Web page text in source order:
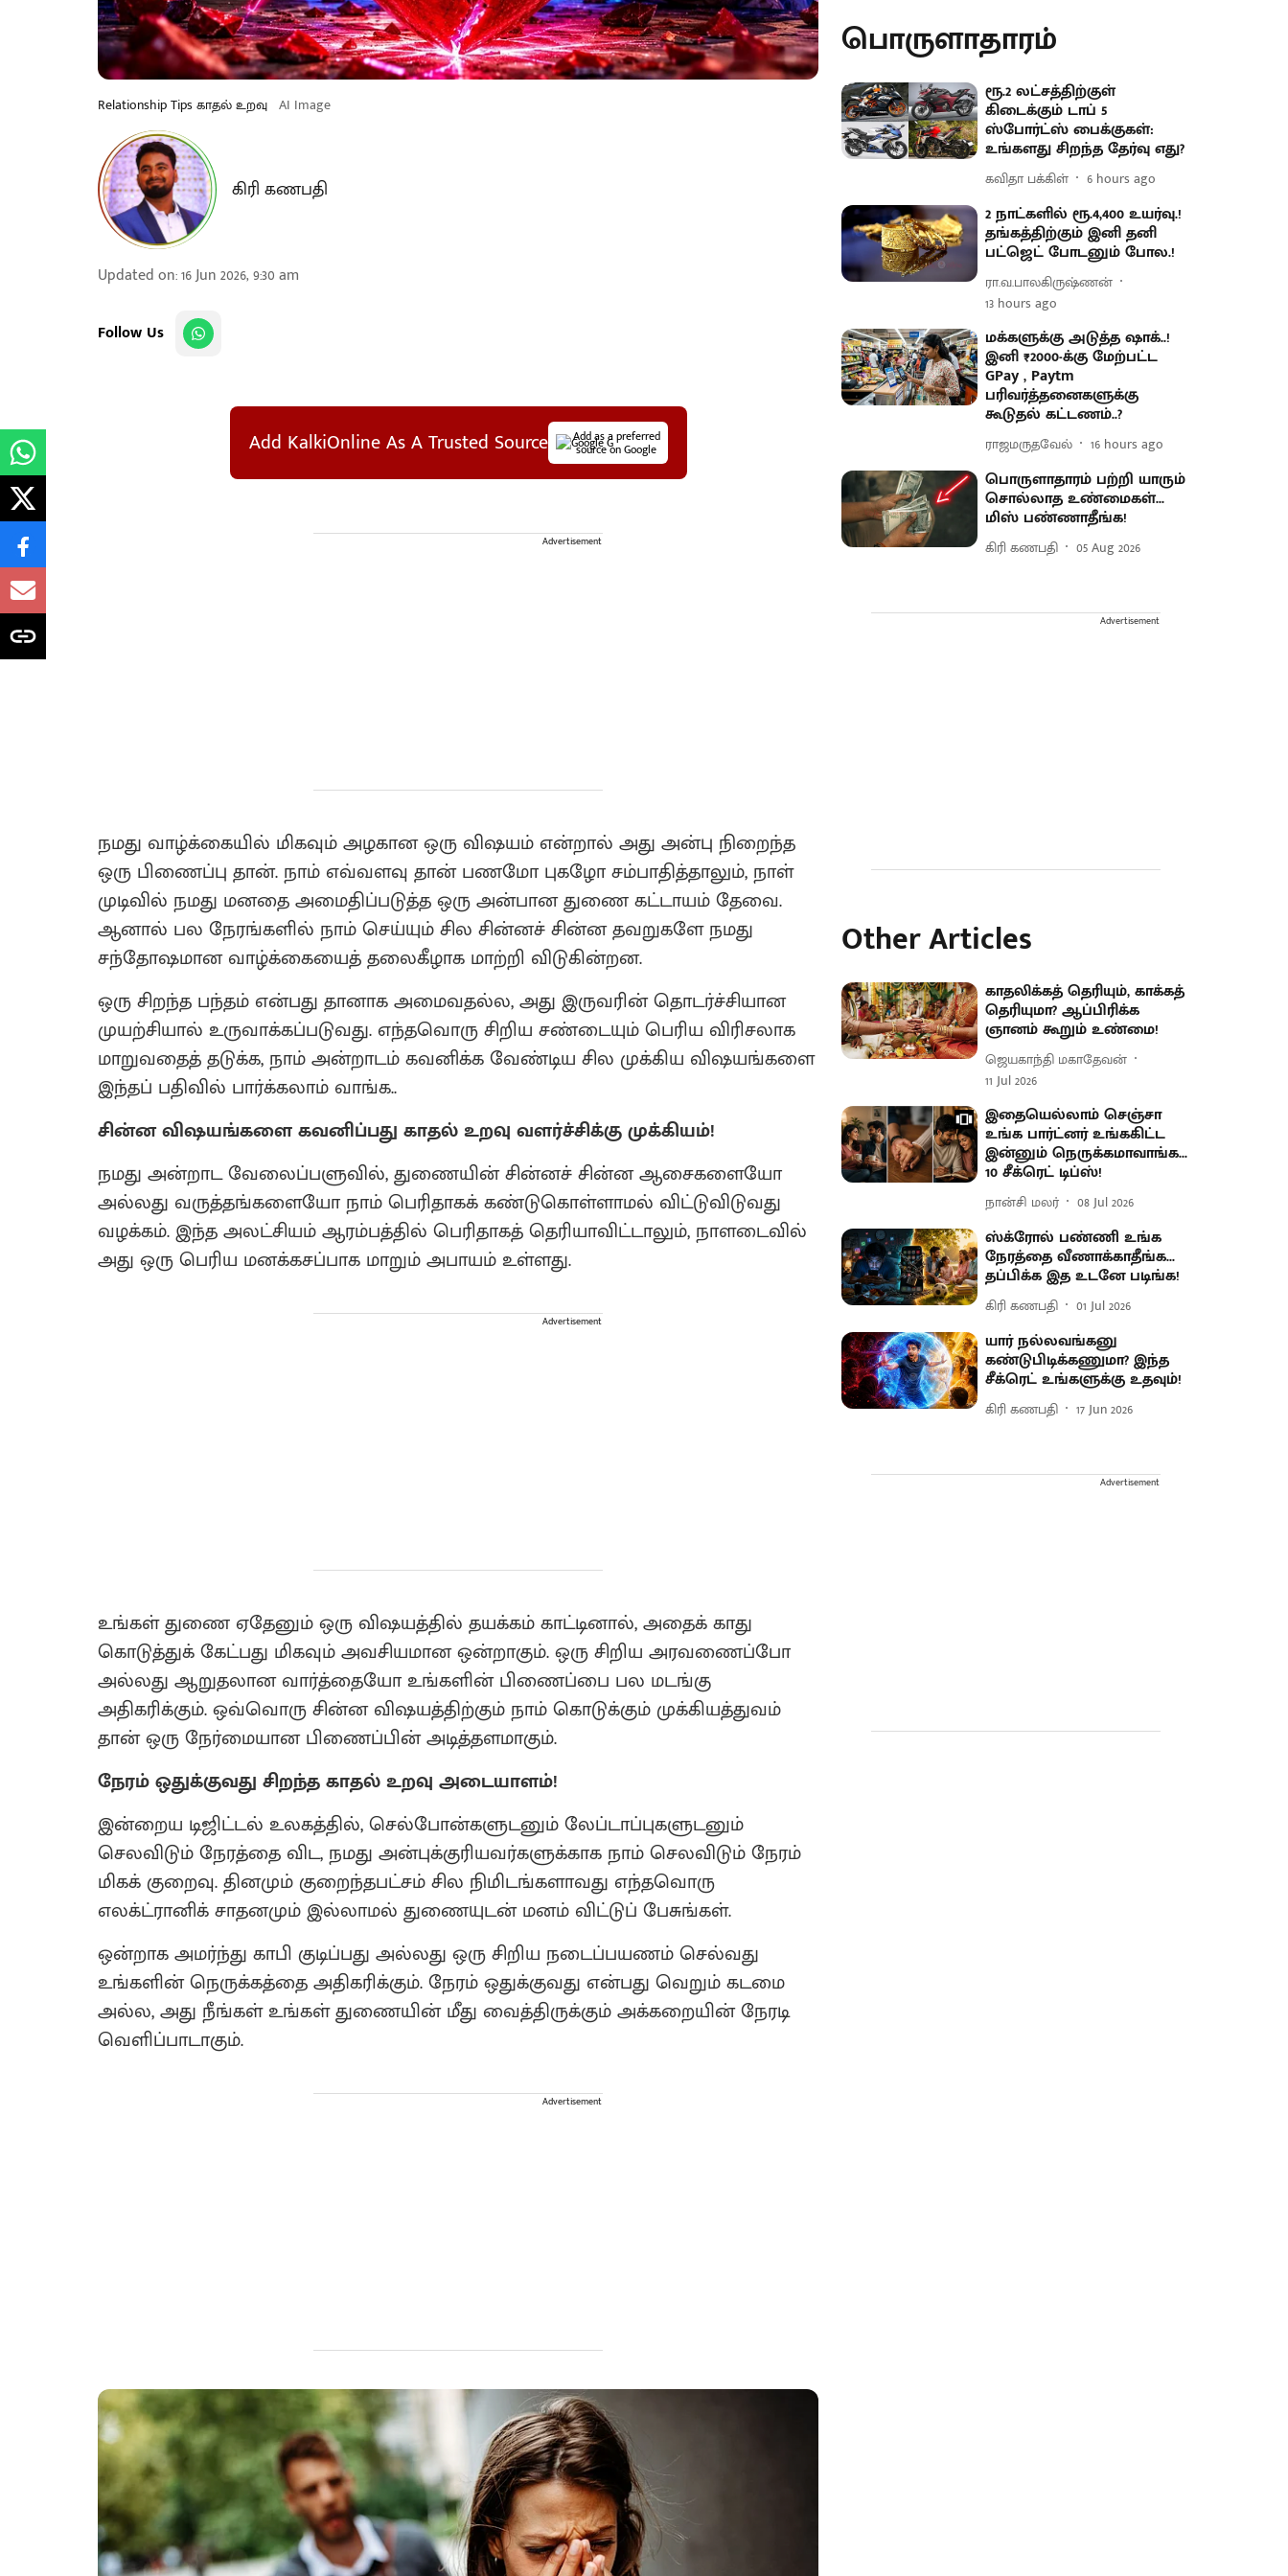
Relationship Tips காதல் உறவு AI Image
கிரி கணபதி
Updated on:16 Jun 2026, 9:30 am
Follow Us
Add KalkiOnline As A Trusted Source Add as a preferred
source on Google
Advertisement
நமது வாழ்க்கையில் மிகவும் அழகான ஒரு விஷயம் என்றால் அது அன்பு நிறைந்த
ஒரு பிணைப்பு தான். நாம் எவ்வளவு தான் பணமோ புகழோ சம்பாதித்தாலும், நாள்
முடிவில் நமது மனதை அமைதிப்படுத்த ஒரு அன்பான துணை கட்டாயம் தேவை.
ஆனால் பல நேரங்களில் நாம் செய்யும் சில சின்னச் சின்ன தவறுகளே நமது
சந்தோஷமான வாழ்க்கையைத் தலைகீழாக மாற்றி விடுகின்றன.
ஒரு சிறந்த பந்தம் என்பது தானாக அமைவதல்ல, அது இருவரின் தொடர்ச்சியான
முயற்சியால் உருவாக்கப்படுவது. எந்தவொரு சிறிய சண்டையும் பெரிய விரிசலாக
மாறுவதைத் தடுக்க, நாம் அன்றாடம் கவனிக்க வேண்டிய சில முக்கிய விஷயங்களை
இந்தப் பதிவில் பார்க்கலாம் வாங்க..
சின்ன விஷயங்களை கவனிப்பது காதல் உறவு வளர்ச்சிக்கு முக்கியம்!
நமது அன்றாட வேலைப்பளுவில், துணையின் சின்னச் சின்ன ஆசைகளையோ
அல்லது வருத்தங்களையோ நாம் பெரிதாகக் கண்டுகொள்ளாமல் விட்டுவிடுவது
வழக்கம். இந்த அலட்சியம் ஆரம்பத்தில் பெரிதாகத் தெரியாவிட்டாலும், நாளடைவில்
அது ஒரு பெரிய மனக்கசப்பாக மாறும் அபாயம் உள்ளது.
Advertisement
உங்கள் துணை ஏதேனும் ஒரு விஷயத்தில் தயக்கம் காட்டினால், அதைக் காது
கொடுத்துக் கேட்பது மிகவும் அவசியமான ஒன்றாகும். ஒரு சிறிய அரவணைப்போ
அல்லது ஆறுதலான வார்த்தையோ உங்களின் பிணைப்பை பல மடங்கு
அதிகரிக்கும். ஒவ்வொரு சின்ன விஷயத்திற்கும் நாம் கொடுக்கும் முக்கியத்துவம்
தான் ஒரு நேர்மையான பிணைப்பின் அடித்தளமாகும்.
நேரம் ஒதுக்குவது சிறந்த காதல் உறவு அடையாளம்!
இன்றைய டிஜிட்டல் உலகத்தில், செல்போன்களுடனும் லேப்டாப்புகளுடனும்
செலவிடும் நேரத்தை விட, நமது அன்புக்குரியவர்களுக்காக நாம் செலவிடும் நேரம்
மிகக் குறைவு. தினமும் குறைந்தபட்சம் சில நிமிடங்களாவது எந்தவொரு
எலக்ட்ரானிக் சாதனமும் இல்லாமல் துணையுடன் மனம் விட்டுப் பேசுங்கள்.
ஒன்றாக அமர்ந்து காபி குடிப்பது அல்லது ஒரு சிறிய நடைப்பயணம் செல்வது
உங்களின் நெருக்கத்தை அதிகரிக்கும். நேரம் ஒதுக்குவது என்பது வெறும் கடமை
அல்ல, அது நீங்கள் உங்கள் துணையின் மீது வைத்திருக்கும் அக்கறையின் நேரடி
வெளிப்பாடாகும்.
Advertisement
பொருளாதாரம்
ரூ.2 லட்சத்திற்குள்
கிடைக்கும் டாப் 5
ஸ்போர்ட்ஸ் பைக்குகள்:
உங்களது சிறந்த தேர்வு எது?
கவிதா பக்கிள் 6 hours ago
2 நாட்களில் ரூ.4,400 உயர்வு.!
தங்கத்திற்கும் இனி தனி
பட்ஜெட் போடனும் போல.!
ரா.வ.பாலகிருஷ்ணன்
13 hours ago
மக்களுக்கு அடுத்த ஷாக்..!
இனி ₹2000-க்கு மேற்பட்ட
GPay , Paytm
பரிவர்த்தனைகளுக்கு
கூடுதல் கட்டணம்..?
ராஜமருதவேல் 16 hours ago
பொருளாதாரம் பற்றி யாரும்
சொல்லாத உண்மைகள்...
மிஸ் பண்ணாதீங்க!
கிரி கணபதி 05 Aug 2026
Advertisement
Other Articles
காதலிக்கத் தெரியும், காக்கத்
தெரியுமா? ஆப்பிரிக்க
ஞானம் கூறும் உண்மை!
ஜெயகாந்தி மகாதேவன்
11 Jul 2026
இதையெல்லாம் செஞ்சா
உங்க பார்ட்னர் உங்ககிட்ட
இன்னும் நெருக்கமாவாங்க...
10 சீக்ரெட் டிப்ஸ்!
நான்சி மலர் 08 Jul 2026
ஸ்க்ரோல் பண்ணி உங்க
நேரத்தை வீணாக்காதீங்க...
தப்பிக்க இத உடனே படிங்க!
கிரி கணபதி 01 Jul 2026
யார் நல்லவங்கனு
கண்டுபிடிக்கணுமா? இந்த
சீக்ரெட் உங்களுக்கு உதவும்!
கிரி கணபதி 17 Jun 2026
Advertisement